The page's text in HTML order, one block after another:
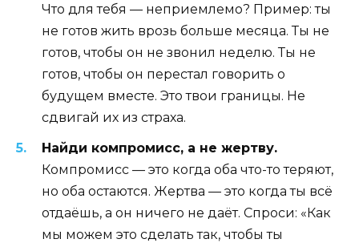
Что для тебя — неприемлемо? Пример: ты
не готов жить врозь больше месяца. Ты не
готов, чтобы он не звонил неделю. Ты не
готов, чтобы он перестал говорить о
будущем вместе. Это твои границы. Не
сдвигай их из страха.
Найди компромисс, а не жертву.
Компромисс — это когда оба что-то теряют,
но оба остаются. Жертва — это когда ты всё
отдаёшь, а он ничего не даёт. Спроси: «Как
мы можем это сделать так, чтобы ты